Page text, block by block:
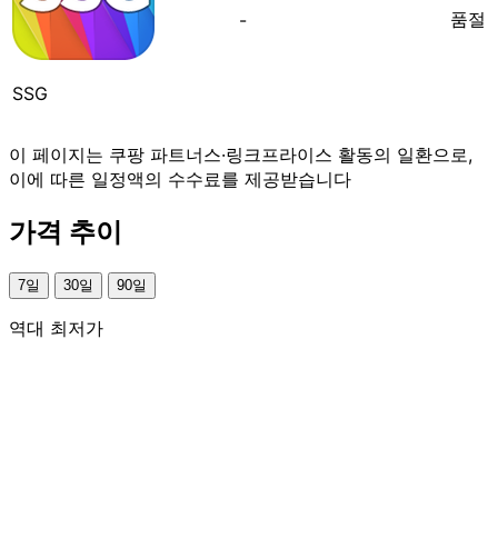
SSG
- 품절
이 페이지는 쿠팡 파트너스·링크프라이스 활동의 일환으로,
이에 따른 일정액의 수수료를 제공받습니다
가격 추이
7일 30일 90일
역대 최저가